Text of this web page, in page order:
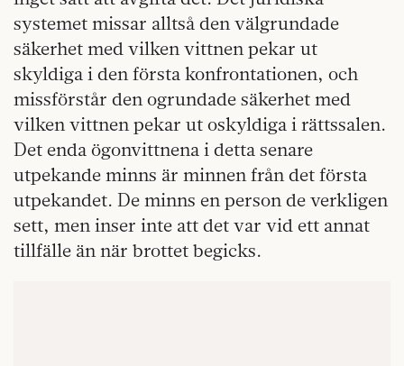
systemet missar alltså den välgrundade
säkerhet med vilken vittnen pekar ut
skyldiga i den första konfrontationen, och
missförstår den ogrundade säkerhet med
vilken vittnen pekar ut oskyldiga i rättssalen.
Det enda ögonvittnena i detta senare
utpekande minns är minnen från det första
utpekandet. De minns en person de verkligen
sett, men inser inte att det var vid ett annat
tillfälle än när brottet begicks.